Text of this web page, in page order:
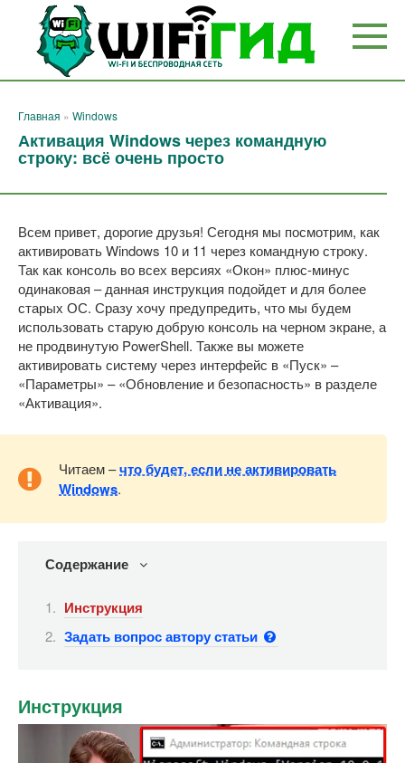
Перейти
контенту
Главная » Windows
Активация Windows через командную
строку: всё очень просто
Всем привет, дорогие друзья! Сегодня мы посмотрим, как
активировать Windows 10 и 11 через командную строку.
Так как консоль во всех версиях «Окон» плюс-минус
одинаковая – данная инструкция подойдет и для более
старых ОС. Сразу хочу предупредить, что мы будем
использовать старую добрую консоль на черном экране, а
не продвинутую PowerShell. Также вы можете
активировать систему через интерфейс в «Пуск» –
«Параметры» – «Обновление и безопасность» в разделе
«Активация».
Читаем –что будет, если не активировать
Windows.
Содержание
Инструкция
Задать вопрос автору статьи
Инструкция